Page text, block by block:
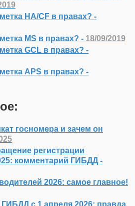
HA/CF в правах? -
MS в правах? - 18/09/2019
GCL в правах? -
APS в правах? -
госномера и зачем он
регистрации
комментарий ГИБДД -
2026: самое главное!
с 1 апреля 2026: правда